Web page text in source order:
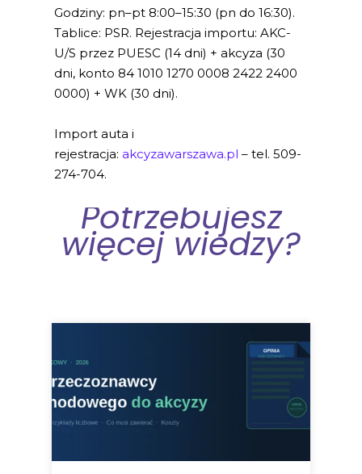
Godziny: pn–pt 8:00–15:30 (pn do 16:30).
Tablice: PSR. Rejestracja importu: AKC-
U/S przez PUESC (14 dni) + akcyza (30
dni, konto 84 1010 1270 0008 2422 2400
0000) + WK (30 dni).
Import auta i
rejestracja: akcyzawarszawa.pl – tel. 509-
274-704.
Potrzebujesz
więcej wiedzy?